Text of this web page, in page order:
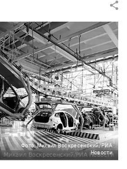
Фото: Михаил Воскресенский/РИА
Новости